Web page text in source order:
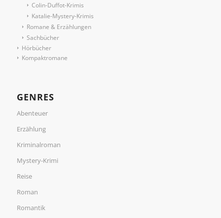
Colin-Duffot-Krimis
Katalie-Mystery-Krimis
Romane & Erzählungen
Sachbücher
Hörbücher
Kompaktromane
GENRES
Abenteuer
Erzählung
Kriminalroman
Mystery-Krimi
Reise
Roman
Romantik